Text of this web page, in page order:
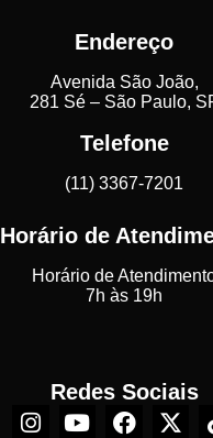
Endereço
Avenida São João,
281 Sé – São Paulo,
Telefone
(11) 3367-7201
Horário de
Horário de
7h às 19h
Redes Sociais